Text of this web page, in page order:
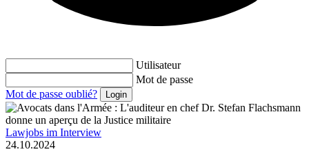
Utilisateur
Mot de passe
Mot de passe oublié?
Lawjobs im Interview
24.10.2024